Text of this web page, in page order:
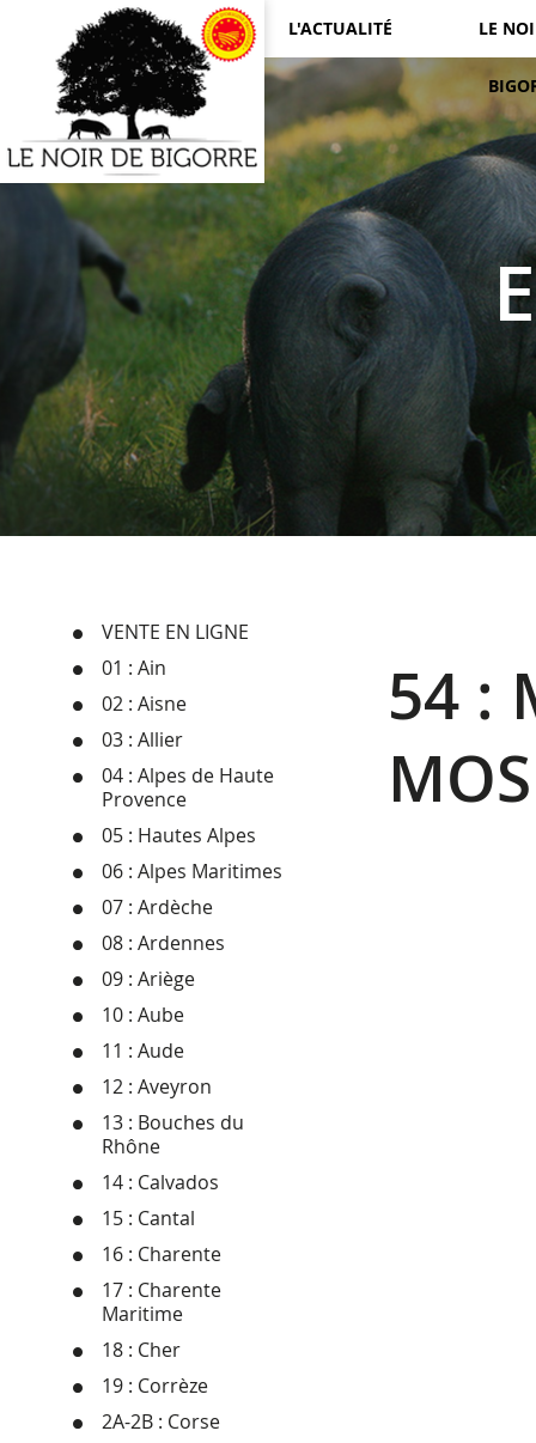
L'ACTUALITÉ LE
VENTE EN LIGNE
01 : Ain
02 : Aisne
03 : Allier
04 : Alpes de Haute
Provence
05 : Hautes Alpes
06 : Alpes Maritimes
07 : Ardèche
08 : Ardennes
09 : Ariège
10 : Aube
11 : Aude
12 : Aveyron
13 : Bouches du
Rhône
14 : Calvados
15 : Cantal
16 : Charente
17 : Charente
Maritime
18 : Cher
19 : Corrèze
2A-2B : Corse
54 :